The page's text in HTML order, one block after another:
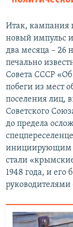
Итак, кампания
новый импульс и
два месяца – 26
печально
Совета СССР «Об
побеги из мест
поселения лиц,
Советского
до предела
инициирующим
стали
1948 года, и его
руководителями